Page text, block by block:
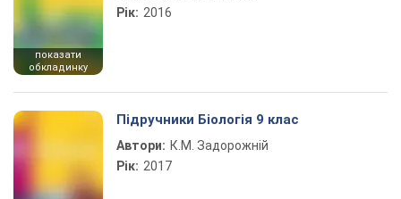
показати
обкладинку
Рік: 2016
Підручники Біологія 9 клас
Автори: К.М. Задорожній
Рік: 2017